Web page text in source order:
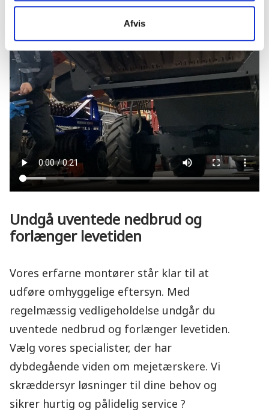
Afvis
Undgå uventede nedbrud og
forlænger levetiden
Vores erfarne montører står klar til at
udføre omhyggelige eftersyn. Med
regelmæssig vedligeholdelse undgår du
uventede nedbrud og forlænger levetiden.
Vælg vores specialister, der har
dybdegående viden om mejetærskere. Vi
skræddersyr løsninger til dine behov og
sikrer hurtig og pålidelig service ?